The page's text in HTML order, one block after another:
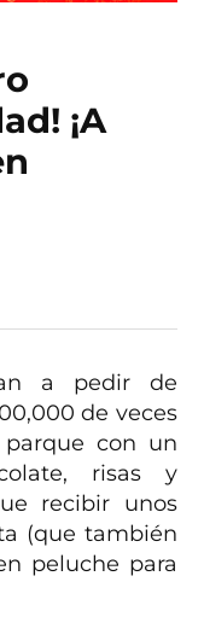
¡A
a pedir de
de veces
con un
risas y
recibir unos
(que también
peluche para